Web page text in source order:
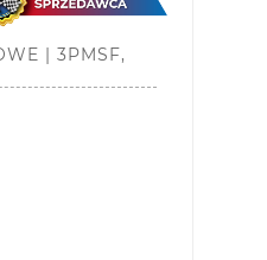
| 3PMSF,